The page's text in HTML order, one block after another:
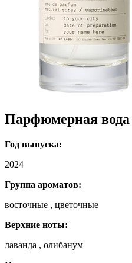
Парфюмерная вода
Год выпуска:
2024
Группа ароматов:
восточные , цветочные
Верхние ноты:
лаванда , олибанум